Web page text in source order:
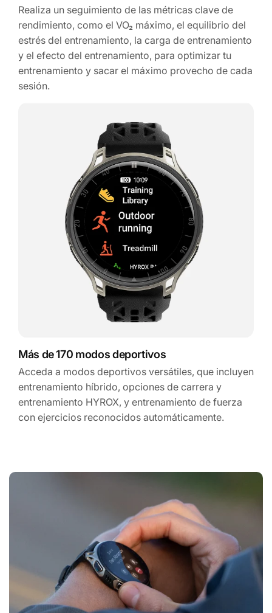
Realiza un seguimiento de las métricas clave de
rendimiento, como el VO₂ máximo, el equilibrio del
estrés del entrenamiento, la carga de entrenamiento
y el efecto del entrenamiento, para optimizar tu
entrenamiento y sacar el máximo provecho de cada
sesión.
Más de 170 modos deportivos
Acceda a modos deportivos versátiles, que incluyen
entrenamiento híbrido, opciones de carrera y
entrenamiento HYROX, y entrenamiento de fuerza
con ejercicios reconocidos automáticamente.